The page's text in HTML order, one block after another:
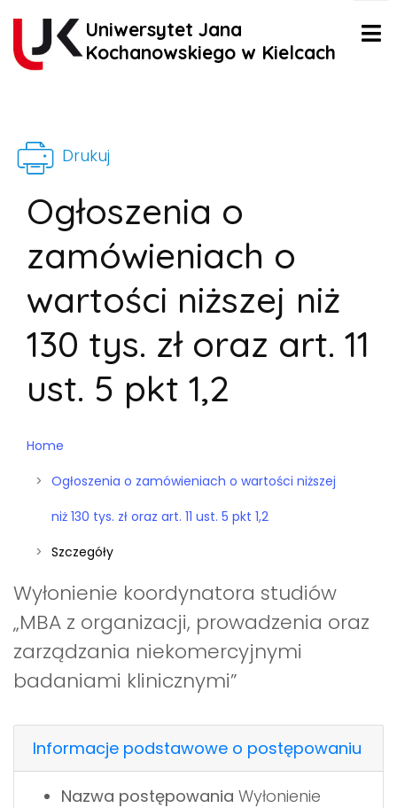
Uniwersytet Jana
Kochanowskiego w Kielcach
Drukuj
Ogłoszenia o
zamówieniach o
wartości niższej niż
130 tys. zł oraz art. 11
ust. 5 pkt 1,2
Home
Ogłoszenia o zamówieniach o wartości niższej
niż 130 tys. zł oraz art. 11 ust. 5 pkt 1,2
Szczegóły
Wyłonienie koordynatora studiów
„MBA z organizacji, prowadzenia oraz
zarządzania niekomercyjnymi
badaniami klinicznymi”
Informacje podstawowe o postępowaniu
Nazwa postępowania Wyłonienie